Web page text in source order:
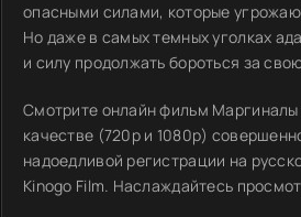
опасными силами, которые
Но даже в самых темных уголках
и силу продолжать бороться за
Смотрите онлайн фильм
качестве (720p и 1080p)
надоедливой регистрации на
Kinogo Film. Наслаждайтесь